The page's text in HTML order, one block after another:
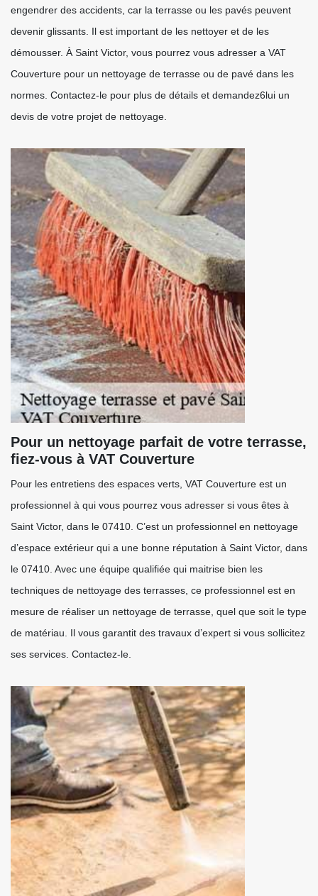
engendrer des accidents, car la terrasse ou les pavés peuvent
devenir glissants. Il est important de les nettoyer et de les
démousser. À Saint Victor, vous pourrez vous adresser a VAT
Couverture pour un nettoyage de terrasse ou de pavé dans les
normes. Contactez-le pour plus de détails et demandez6lui un
devis de votre projet de nettoyage.
Pour un nettoyage parfait de votre terrasse,
fiez-vous à VAT Couverture
Pour les entretiens des espaces verts, VAT Couverture est un
professionnel à qui vous pourrez vous adresser si vous êtes à
Saint Victor, dans le 07410. C’est un professionnel en nettoyage
d’espace extérieur qui a une bonne réputation à Saint Victor, dans
le 07410. Avec une équipe qualifiée qui maitrise bien les
techniques de nettoyage des terrasses, ce professionnel est en
mesure de réaliser un nettoyage de terrasse, quel que soit le type
de matériau. Il vous garantit des travaux d’expert si vous sollicitez
ses services. Contactez-le.